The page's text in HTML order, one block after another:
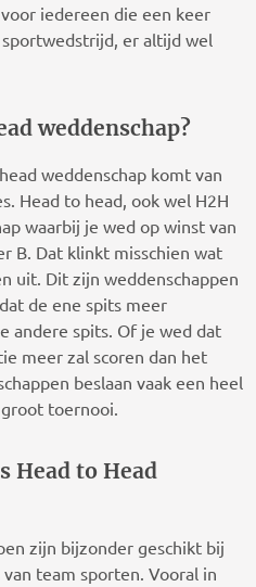
iedereen die een keer
er altijd wel
weddenschap?
weddenschap komt van
Head to head, ook wel H2H
waarbij je wed op winst van
B. Dat klinkt misschien wat
uit. Dit zijn weddenschappen
de ene spits meer
andere spits. Of je wed dat
meer zal scoren dan het
beslaan vaak een heel
toernooi.
Head to Head
zijn bijzonder geschikt bij
team sporten. Vooral in